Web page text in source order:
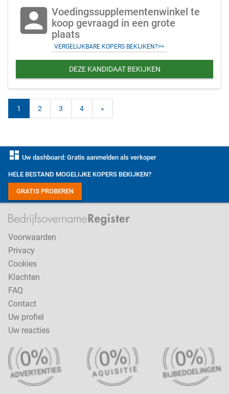
account_box Voedingssupplementenwinkel te
koop gevraagd in een grote
plaats
VERGELIJKBARE KOPERS BEKIJKEN?>>
DEZE KANDIDAAT BEKIJKEN
1 2 3 4 »
dashboard Uw dashboard: Gratis aanmelden als verkoper
HELE BESTAND MOGELIJKE KOPERS BEKIJKEN?
GRATIS PROBEREN
Voorwaarden
Privacy
Cookies
Klachten
FAQ
Contact
Uw profiel
Uw reacties